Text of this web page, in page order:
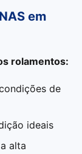
em
rolamentos:
de
ideais
alta